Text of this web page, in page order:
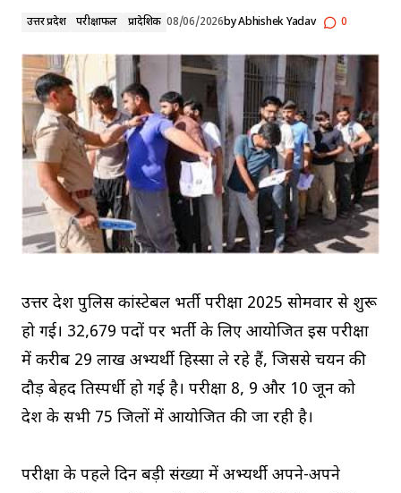
उत्तर प्रदेश परीक्षाफल प्रादेशिक 08/06/2026byAbhishek Yadav 0
उत्तर प्रदेश पुलिस कांस्टेबल भर्ती परीक्षा 2025 सोमवार से शुरू
हो गई। 32,679 पदों पर भर्ती के लिए आयोजित इस परीक्षा
में करीब 29 लाख अभ्यर्थी हिस्सा ले रहे हैं, जिससे चयन की
दौड़ बेहद प्रतिस्पर्धी हो गई है। परीक्षा 8, 9 और 10 जून को
प्रदेश के सभी 75 जिलों में आयोजित की जा रही है।
परीक्षा के पहले दिन बड़ी संख्या में अभ्यर्थी अपने-अपने